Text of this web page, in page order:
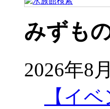
みずも
2026年8
【イ